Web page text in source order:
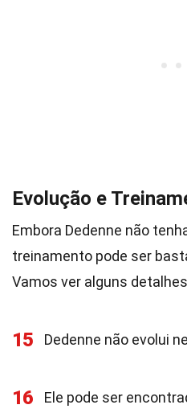
Evolução e
Embora Dedenne não
treinamento pode ser
Vamos ver alguns
15 Dedenne não evolui
16
Ele pode ser